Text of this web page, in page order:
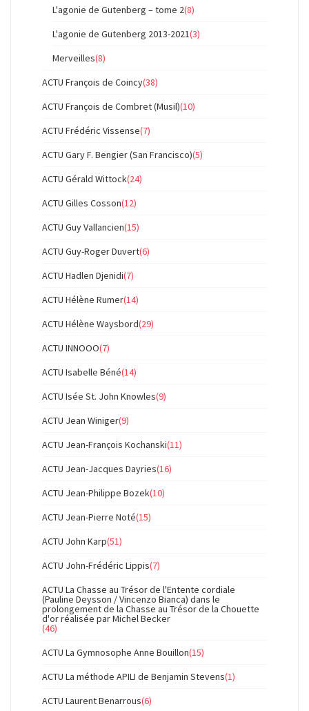
L'agonie de Gutenberg – tome 2(8)
L'agonie de Gutenberg 2013-2021(3)
Merveilles(8)
ACTU François de Coincy(38)
ACTU François de Combret (Musil)(10)
ACTU Frédéric Vissense(7)
ACTU Gary F. Bengier (San Francisco)(5)
ACTU Gérald Wittock(24)
ACTU Gilles Cosson(12)
ACTU Guy Vallancien(15)
ACTU Guy-Roger Duvert(6)
ACTU Hadlen Djenidi(7)
ACTU Hélène Rumer(14)
ACTU Hélène Waysbord(29)
ACTU INNOOO(7)
ACTU Isabelle Béné(14)
ACTU Isée St. John Knowles(9)
ACTU Jean Winiger(9)
ACTU Jean-François Kochanski(11)
ACTU Jean-Jacques Dayries(16)
ACTU Jean-Philippe Bozek(10)
ACTU Jean-Pierre Noté(15)
ACTU John Karp(51)
ACTU John-Frédéric Lippis(7)
ACTU La Chasse au Trésor de l'Entente cordiale
(Pauline Deysson / Vincenzo Bianca) dans le
prolongement de la Chasse au Trésor de la Chouette
d'or réalisée par Michel Becker
(46)
ACTU La Gymnosophe Anne Bouillon(15)
ACTU La méthode APILI de Benjamin Stevens(1)
ACTU Laurent Benarrous(6)